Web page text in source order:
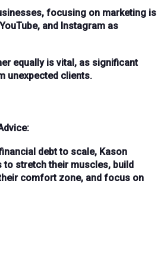
focusing on marketing is
YouTube, and Instagram as
equally is vital, as significant
unexpected clients.
debtto scale, Kason
to stretch their muscles, build
comfort zone, and focus on